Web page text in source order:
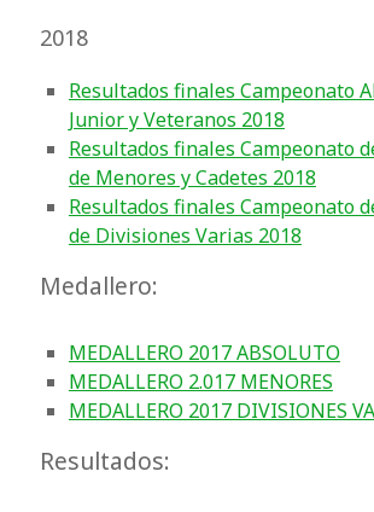
2018
Resultados finales Campeonato
Junior y Veteranos 2018
Resultados finales Campeonato
de Menores y Cadetes 2018
Resultados finales Campeonato
de Divisiones Varias 2018
Medallero:
MEDALLERO 2017 ABSOLUTO
MEDALLERO 2.017 MENORES
MEDALLERO 2017 DIVISIONES
Resultados: